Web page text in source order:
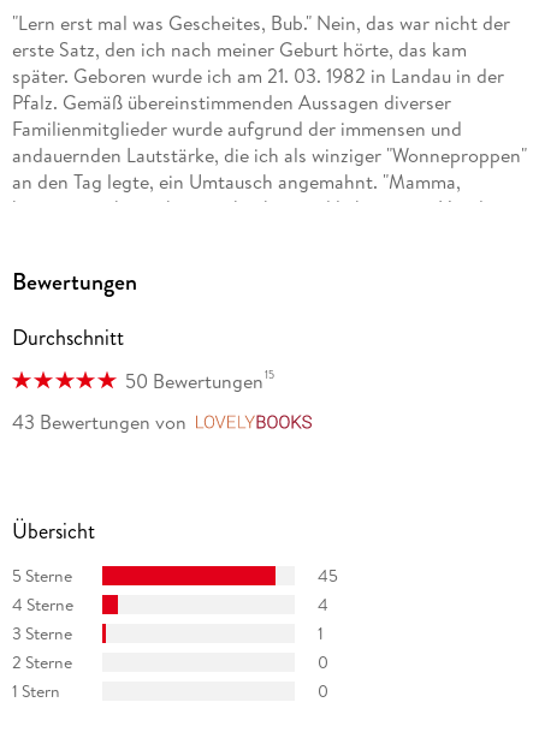
"Lern erst mal was Gescheites, Bub." Nein, das war nicht der
erste Satz, den ich nach meiner Geburt hörte, das kam
später. Geboren wurde ich am 21. 03. 1982 in Landau in der
Pfalz. Gemäß übereinstimmenden Aussagen diverser
Familienmitglieder wurde aufgrund der immensen und
andauernden Lautstärke, die ich als winziger "Wonneproppen"
an den Tag legte, ein Umtausch angemahnt. "Mamma,
können wir ihn nicht zurückgeben und lieber einen Hund
turbulente Jugend. Natürlich verrate ich hier keine weiteren
kaputtmachen, zum anderen bleibt dann nichts mehr für
meine Memoiren übrig.
. . . Mehr findet ihr im Web.
"Das Erbe der Macht" (Urban-Fantasy, eigene Serie)
"Heliosphere 2265" (Space Opera, eigene Serie)
"Ein MORDs-Team" (Jugendkrimi, eigene Serie)
"Maddrax - Die dunkle Zukunft der Erde" (Dystopische Sci-Fi,
Bewertungen
Durchschnitt
50 Bewertungen15
43 Bewertungen von
Übersicht
5 Sterne
45
4 Sterne
4
3 Sterne
1
2 Sterne
0
1 Stern
0